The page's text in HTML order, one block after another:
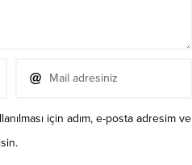
için adım, e-posta adresim ve